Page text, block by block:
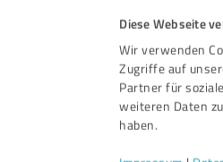
Diese Webseite
Wir verwenden
Zugriffe auf
Partner für
weiteren Daten
haben.
Partnerprogramm
Auszeichnungen